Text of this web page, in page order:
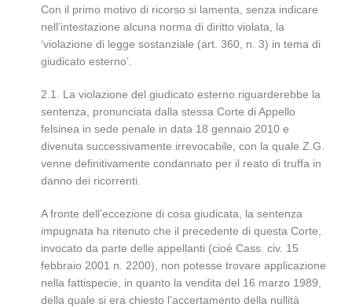
Con il primo motivo di ricorso si lamenta, senza indicare
nell’intestazione alcuna norma di diritto violata, la
‘violazione di legge sostanziale (art. 360, n. 3) in tema di
giudicato esterno’.
2.1. La violazione del giudicato esterno riguarderebbe la
sentenza, pronunciata dalla stessa Corte di Appello
felsinea in sede penale in data 18 gennaio 2010 e
divenuta successivamente irrevocabile, con la quale Z.G.
venne definitivamente condannato per il reato di truffa in
danno dei ricorrenti.
A fronte dell’eccezione di cosa giudicata, la sentenza
impugnata ha ritenuto che il precedente di questa Corte,
invocato da parte delle appellanti (cioè Cass. civ. 15
febbraio 2001 n. 2200), non potesse trovare applicazione
nella fattispecie, in quanto la vendita del 16 marzo 1989,
della quale si era chiesto l’accertamento della nullità